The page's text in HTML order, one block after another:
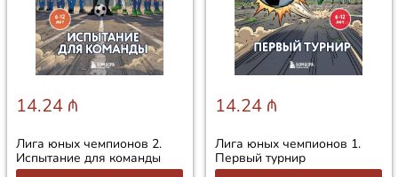
14.24 ₼
Лига юных чемпионов 2.
Испытание для команды
14.24 ₼
Лига юных чемпионов 1.
Первый турнир